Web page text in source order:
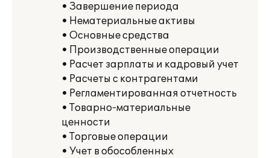
• Завершение периода
• Нематериальные активы
• Основные средства
• Производственные операции
• Расчет зарплаты и кадровый учет
• Расчеты с контрагентами
• Регламентированная отчетность
• Товарно-материальные
ценности
• Торговые операции
• Учет в обособленных